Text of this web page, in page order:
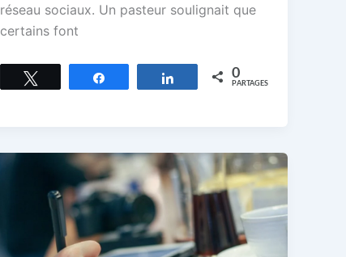
réseau sociaux. Un pasteur soulignait que
certains font
Partagez 0
PARTAGES